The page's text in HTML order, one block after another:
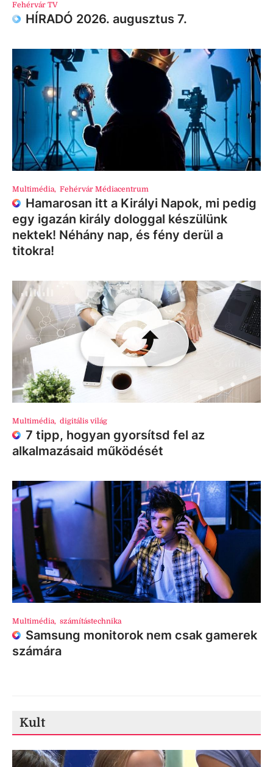
Fehérvár TV
HÍRADÓ 2026. augusztus 7.
Multimédia, Fehérvár Médiacentrum
Hamarosan itt a Királyi Napok, mi pedig
egy igazán király dologgal készülünk
nektek! Néhány nap, és fény derül a
titokra!
Multimédia, digitális világ
7 tipp, hogyan gyorsítsd fel az
alkalmazásaid működését
Multimédia, számítástechnika
Samsung monitorok nem csak gamerek
számára
Kult